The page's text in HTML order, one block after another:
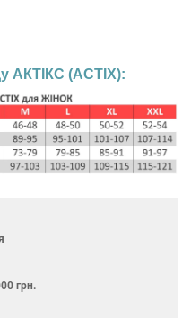
АКТІКС (ACTIX):
грн.